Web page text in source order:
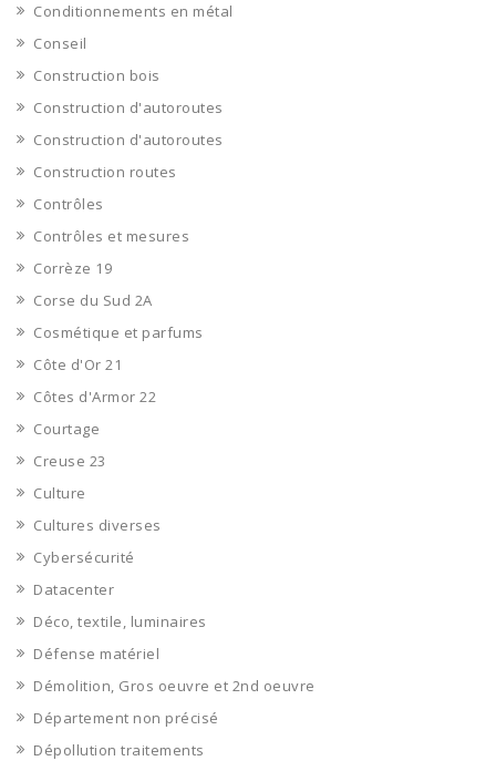
Conditionnements en métal
Conseil
Construction bois
Construction d'autoroutes
Construction d'autoroutes
Construction routes
Contrôles
Contrôles et mesures
Corrèze 19
Corse du Sud 2A
Cosmétique et parfums
Côte d'Or 21
Côtes d'Armor 22
Courtage
Creuse 23
Culture
Cultures diverses
Cybersécurité
Datacenter
Déco, textile, luminaires
Défense matériel
Démolition, Gros oeuvre et 2nd oeuvre
Département non précisé
Dépollution traitements